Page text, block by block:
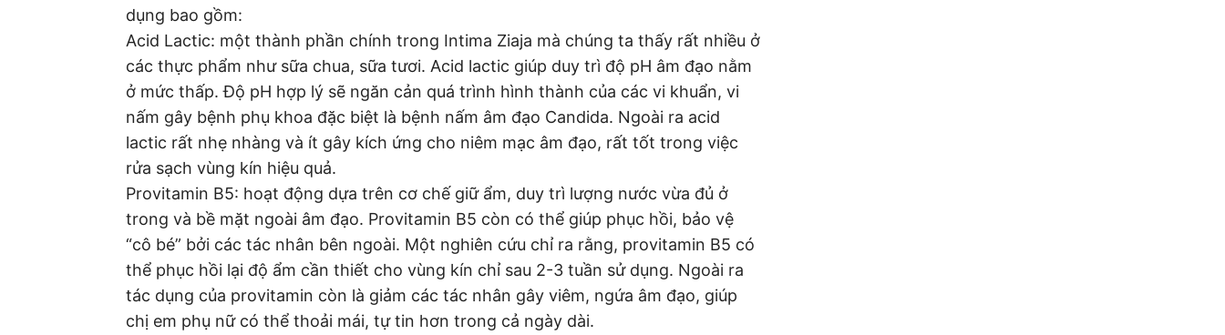
dụng bao gồm:
Acid Lactic: một thành phần chính trong Intima Ziaja mà chúng ta thấy rất nhiều ở
các thực phẩm như sữa chua, sữa tươi. Acid lactic giúp duy trì độ pH âm đạo nằm
ở mức thấp. Độ pH hợp lý sẽ ngăn cản quá trình hình thành của các vi khuẩn, vi
nấm gây bệnh phụ khoa đặc biệt là bệnh nấm âm đạo Candida. Ngoài ra acid
lactic rất nhẹ nhàng và ít gây kích ứng cho niêm mạc âm đạo, rất tốt trong việc
rửa sạch vùng kín hiệu quả.
Provitamin B5: hoạt động dựa trên cơ chế giữ ẩm, duy trì lượng nước vừa đủ ở
trong và bề mặt ngoài âm đạo. Provitamin B5 còn có thể giúp phục hồi, bảo vệ
“cô bé” bởi các tác nhân bên ngoài. Một nghiên cứu chỉ ra rằng, provitamin B5 có
thể phục hồi lại độ ẩm cần thiết cho vùng kín chỉ sau 2-3 tuần sử dụng. Ngoài ra
tác dụng của provitamin còn là giảm các tác nhân gây viêm, ngứa âm đạo, giúp
chị em phụ nữ có thể thoải mái, tự tin hơn trong cả ngày dài.